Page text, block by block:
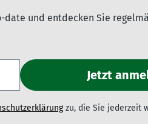
und entdecken Sie
zu, die Sie jederzeit